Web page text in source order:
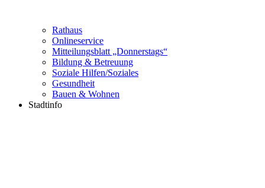
Rathaus
Onlineservice
Mitteilungsblatt „Donnerstags“
Bildung & Betreuung
Soziale Hilfen/Soziales
Gesundheit
Bauen & Wohnen
Stadtinfo